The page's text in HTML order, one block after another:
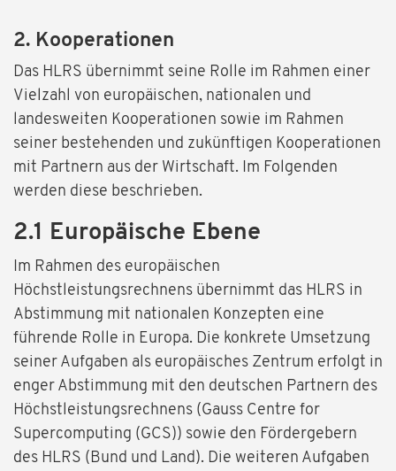
2. Kooperationen
Das HLRS übernimmt seine Rolle im Rahmen einer
Vielzahl von europäischen, nationalen und
landesweiten Kooperationen sowie im Rahmen
seiner bestehenden und zukünftigen Kooperationen
mit Partnern aus der Wirtschaft. Im Folgenden
werden diese beschrieben.
2.1 Europäische Ebene
Im Rahmen des europäischen
Höchstleistungsrechnens übernimmt das HLRS in
Abstimmung mit nationalen Konzepten eine
führende Rolle in Europa. Die konkrete Umsetzung
seiner Aufgaben als europäisches Zentrum erfolgt in
enger Abstimmung mit den deutschen Partnern des
Höchstleistungsrechnens (Gauss Centre for
Supercomputing (GCS)) sowie den Fördergebern
des HLRS (Bund und Land). Die weiteren Aufgaben